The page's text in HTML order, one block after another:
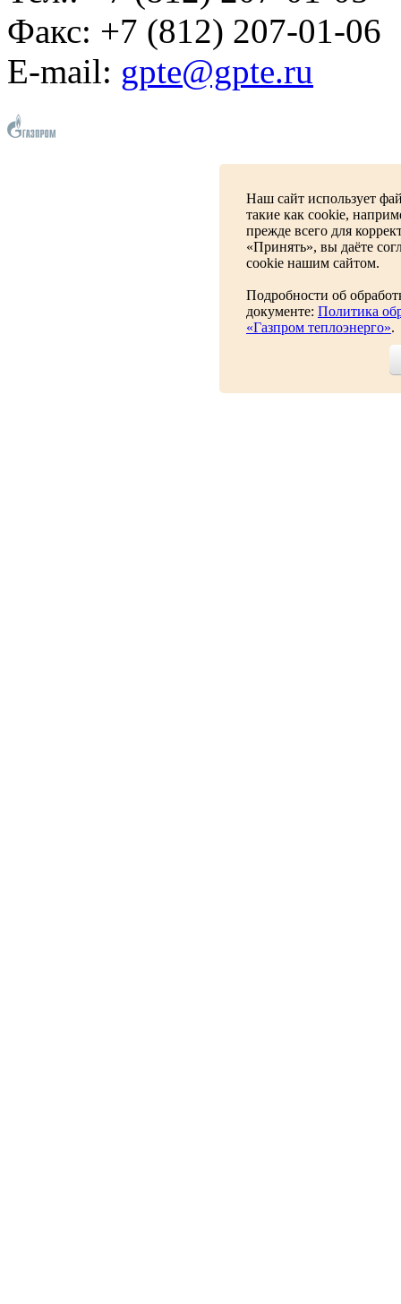
Факс: +7 (812) 207-01-06
E-mail: gpte@gpte.ru
Наш сайт использует
такие как cookie,
прежде всего для
«Принять», вы даёте
cookie нашим сайтом.
Подробности об
документе: Политика
«Газпром теплоэнерго».